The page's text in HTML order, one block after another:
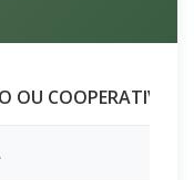
OU COOPERATIVA